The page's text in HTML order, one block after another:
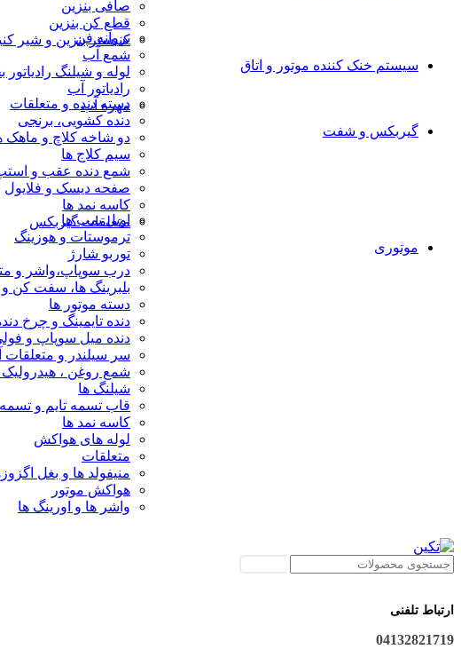
صافی بنزین
قطع کن بنزین
کنیستر بنزین و شیر
سیستم خنک کننده موتور و اتاق
پروانه فن
شمع آب
لوله و شیلنگ رادیاتور
رادیاتور آب
مهره آب
گیربکس و شفت
دسته دنده و متعلقات
دنده کشویی، برنجی
دو شاخه کلاچ و ماهک
سیم کلاج ها
شمع دنده عقب و
صفحه دیسک و فلایول
کاسه نمد ها
متعلقات گیربکس
موتوری
اویل پمپ ها
ترموستات و هوزینگ
توربو شارژ
درب سوپاپ،واشر و
بلبرینگ ها، سفت کن
دسته موتور ها
دنده تایمینگ و چرخ
دنده میل سوپاپ و
سر سیلندر و متعلقات
شمع روغن ،
شیلنگ ها
قاب تسمه تایم و تسمه
کاسه نمد ها
لوله های هواکش
متعلقات
منیفولد ها و بغل
هواکش موتور
واشر ها و اورینگ ها
ارتباط تلفنی
04132821719